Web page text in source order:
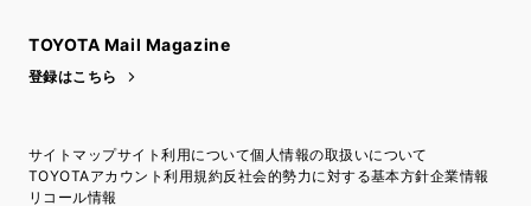
TOYOTA Mail Magazine
登録はこちら
サイトマップサイト利用について個人情報の取扱いについて
TOYOTAアカウント利用規約反社会的勢力に対する基本方針企業情報
リコール情報